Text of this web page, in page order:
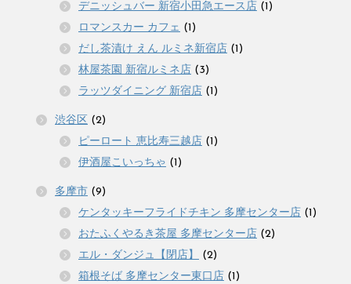
デニッシュバー 新宿小田急エース店 (1)
ロマンスカー カフェ (1)
だし茶漬け えん ルミネ新宿店 (1)
林屋茶園 新宿ルミネ店 (3)
ラッツダイニング 新宿店 (1)
渋谷区 (2)
ピーロート 恵比寿三越店 (1)
伊酒屋こいっちゃ (1)
多摩市 (9)
ケンタッキーフライドチキン 多摩センター店 (1)
おたふくやるき茶屋 多摩センター店 (2)
エル・ダンジュ【閉店】
(2)
箱根そば 多摩センター東口店 (1)